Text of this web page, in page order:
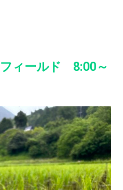
ィールド 8:00～